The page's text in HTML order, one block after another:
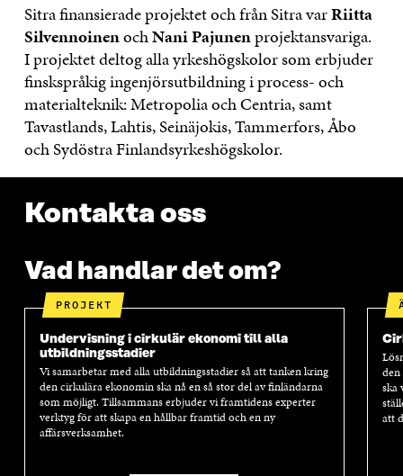
Sitra finansierade projektet och från Sitra varRiitta
SilvennoinenochNani Pajunenprojektansvariga.
I projektet deltog alla yrkeshögskolor som erbjuder
finskspråkig ingenjörsutbildning i process- och
materialteknik: Metropolia och Centria, samt
Tavastlands, Lahtis, Seinäjokis, Tammerfors, Åbo
och Sydöstra Finlandsyrkeshögskolor.
Kontakta oss
Vad handlar det om?
PROJEKT
Undervisning i cirkulär ekonomi till alla
utbildningsstadier
Vi samarbetar med alla utbildningsstadier så att tanken kring
den cirkulära ekonomin ska nå en så stor del av finländarna
som möjligt. Tillsammans erbjuder vi framtidens experter
verktyg för att skapa en hållbar framtid och en ny
affärsverksamhet.
ska
att